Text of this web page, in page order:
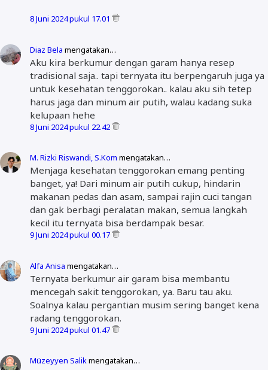
8 Juni 2024 pukul 17.01
Diaz Bela mengatakan…
Aku kira berkumur dengan garam hanya resep
tradisional saja.. tapi ternyata itu berpengaruh juga ya
untuk kesehatan tenggorokan.. kalau aku sih tetep
harus jaga dan minum air putih, walau kadang suka
kelupaan hehe
8 Juni 2024 pukul 22.42
M. Rizki Riswandi, S.Kom mengatakan…
Menjaga kesehatan tenggorokan emang penting
banget, ya! Dari minum air putih cukup, hindarin
makanan pedas dan asam, sampai rajin cuci tangan
dan gak berbagi peralatan makan, semua langkah
kecil itu ternyata bisa berdampak besar.
9 Juni 2024 pukul 00.17
Alfa Anisa mengatakan…
Ternyata berkumur air garam bisa membantu
mencegah sakit tenggorokan, ya. Baru tau aku.
Soalnya kalau pergantian musim sering banget kena
radang tenggorokan.
9 Juni 2024 pukul 01.47
Müzeyyen Salikmengatakan…